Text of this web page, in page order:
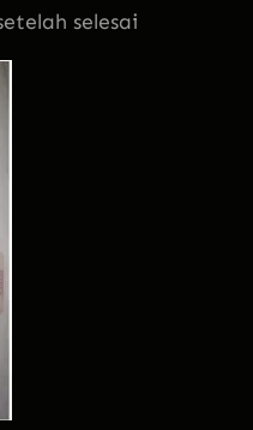
selesai